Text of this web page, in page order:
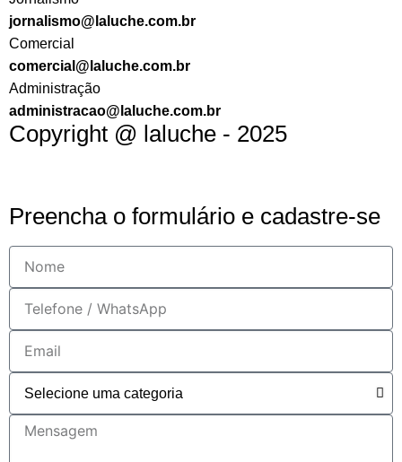
jornalismo@laluche.com.br
Comercial
comercial@laluche.com.br
Administração
administracao@laluche.com.br
Copyright @ laluche - 2025
Preencha o formulário e cadastre-se